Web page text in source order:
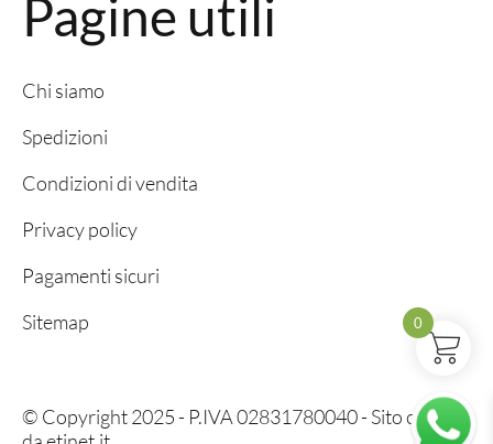
Pagine utili
Chi siamo
Spedizioni
Condizioni di vendita
Privacy policy
Pagamenti sicuri
Sitemap
© Copyright 2025 - P.IVA 02831780040 - Sito creato
0